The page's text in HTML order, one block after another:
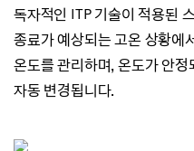
독자적인 ITP 기술이 적용된
종료가 예상되는 고온 상황에
온도를 관리하며,온도가 안정
자동 변경됩니다.